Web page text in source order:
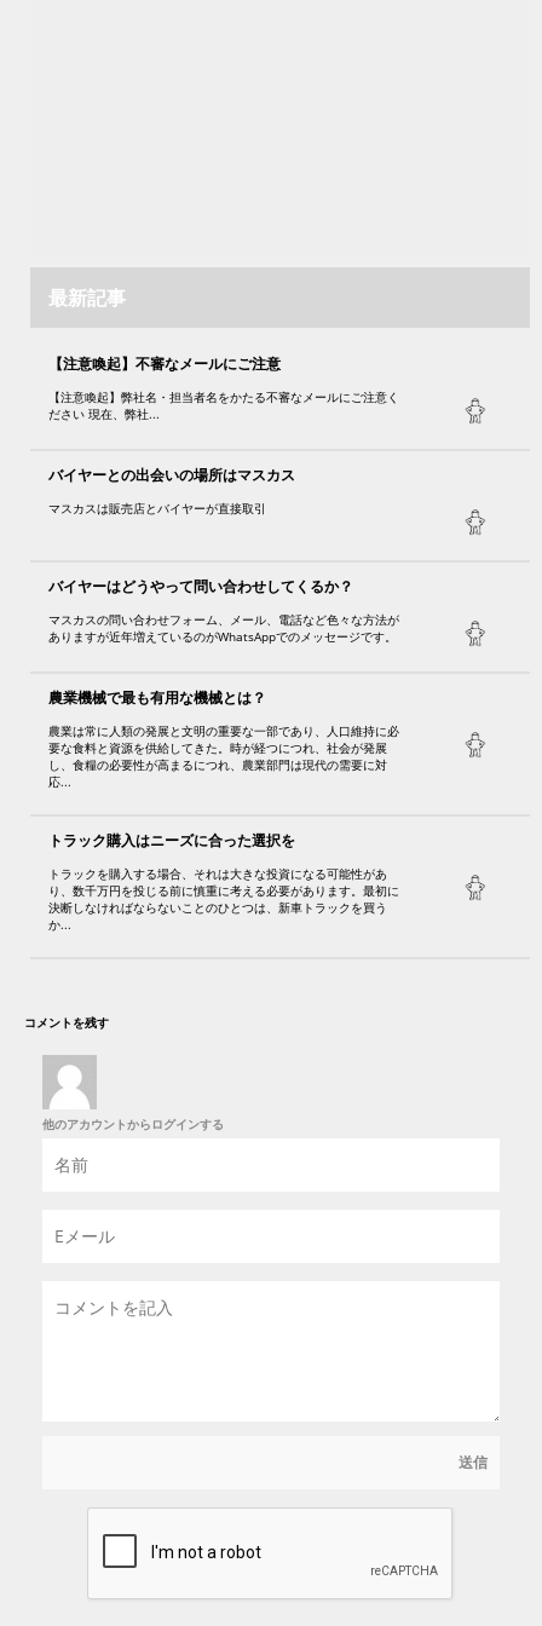
最新記事
【注意喚起】不審なメールにご注意
【注意喚起】弊社名・担当者名をかたる不審なメールにご注意く
ださい 現在、弊社...
バイヤーとの出会いの場所はマスカス
マスカスは販売店とバイヤーが直接取引
バイヤーはどうやって問い合わせしてくるか？
マスカスの問い合わせフォーム、メール、電話など色々な方法が
ありますが近年増えているのがWhatsAppでのメッセージです。
農業機械で最も有用な機械とは？
農業は常に人類の発展と文明の重要な一部であり、人口維持に必
要な食料と資源を供給してきた。時が経つにつれ、社会が発展
し、食糧の必要性が高まるにつれ、農業部門は現代の需要に対
応...
トラック購入はニーズに合った選択を
トラックを購入する場合、それは大きな投資になる可能性があ
り、数千万円を投じる前に慎重に考える必要があります。最初に
決断しなければならないことのひとつは、新車トラックを買う
か...
コメントを残す
他のアカウントからログインする